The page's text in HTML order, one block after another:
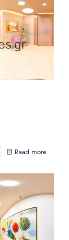
Read more